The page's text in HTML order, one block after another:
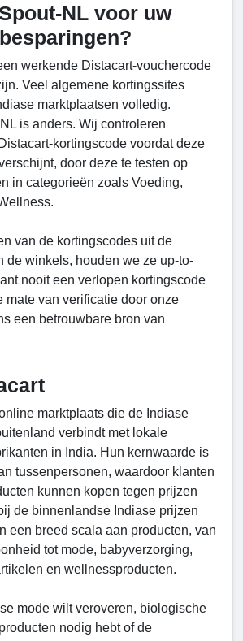
NL voor uw
werkende Distacart-vouchercode
Veel algemene kortingssites
marktplaatsen volledig.
is anders. Wij controleren
kortingscode voordat deze
door deze te testen op
in categorieën zoals Voeding,
van de kortingscodes uit de
de winkels, houden we ze up-to-
nooit een verlopen kortingscode
mate van verificatie door onze
een betrouwbare bron van
marktplaats die de Indiase
verbindt met lokale
in India. Hun kernwaarde is
tussenpersonen, waardoor klanten
kunnen kopen tegen prijzen
de binnenlandse Indiase prijzen
een breed scala aan producten, van
tot mode, babyverzorging,
en wellnessproducten.
mode wilt veroveren, biologische
nodig hebt of de